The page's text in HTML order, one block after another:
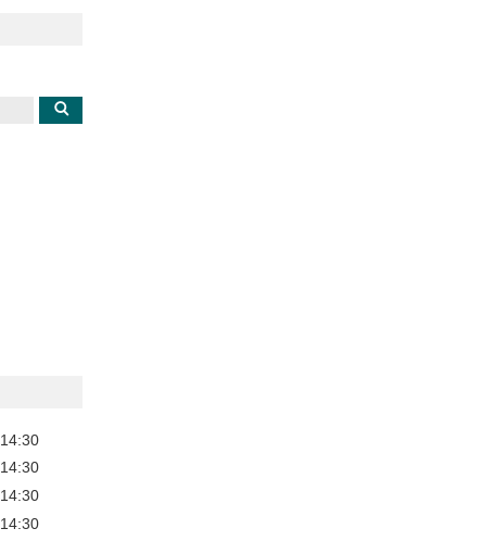
14:30
14:30
14:30
14:30